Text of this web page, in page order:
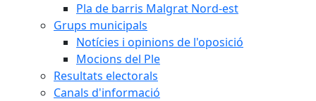
Pla de barris Malgrat Nord-est
Grups municipals
Notícies i opinions de l'oposició
Mocions del Ple
Resultats electorals
Canals d'informació